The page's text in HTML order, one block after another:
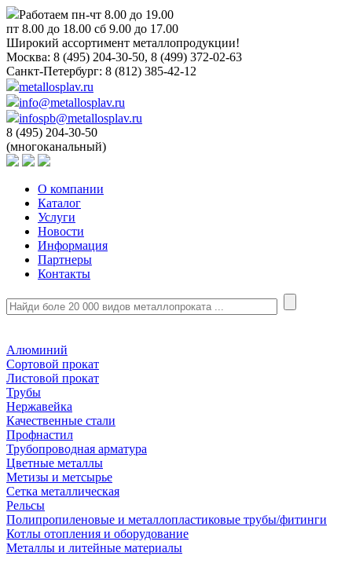
Работаем пн-чт 8.00 до 19.00
пт 8.00 до 18.00 сб 9.00 до 17.00
Широкий ассортимент металлопродукции!
Москва: 8 (495) 204-30-50, 8 (499) 372-02-63
Санкт-Петербург: 8 (812) 385-42-12
metallosplav.ru
info@metallosplav.ru
infospb@metallosplav.ru
8 (495) 204-30-50
(многоканальный)
О компании
Каталог
Услуги
Новости
Информация
Партнеры
Контакты
Алюминий
Сортовой прокат
Листовой прокат
Трубы
Нержавейка
Качественные стали
Профнастил
Трубопроводная арматура
Цветные металлы
Метизы и метсырье
Сетка металлическая
Рельсы
Полипропиленовые и металлопластиковые трубы/фитинги
Котлы отопления и оборудование
Металлы и литейные материалы